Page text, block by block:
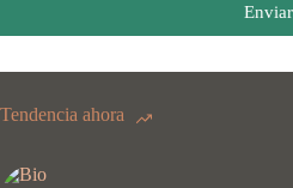
Enviar
Tendencia ahora